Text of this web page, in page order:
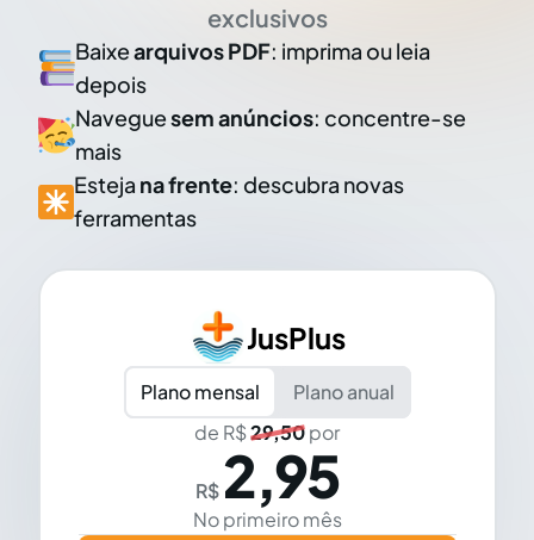
exclusivos
Baixearquivos PDF: imprima ou leia
depois
Naveguesem anúncios: concentre-se
mais
Esteja na frente: descubra novas
ferramentas
JusPlus
Plano mensal
Plano anual
de R$29,50por
R$ 2,95
No primeiro mês